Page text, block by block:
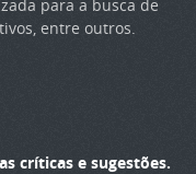
para a busca de
entre outros.
críticas e sugestões.